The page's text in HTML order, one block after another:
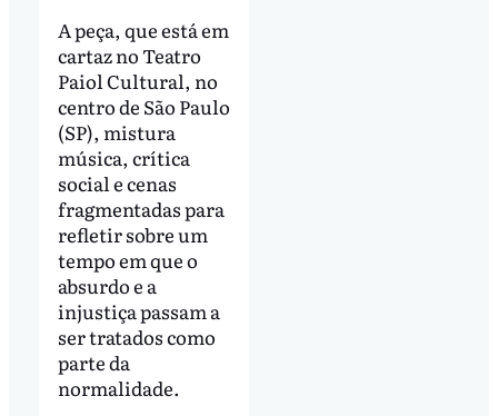
A peça, que está em
cartaz no Teatro
Paiol Cultural, no
centro de São Paulo
(SP), mistura
música, crítica
social e cenas
fragmentadas para
refletir sobre um
tempo em que o
absurdo e a
injustiça passam a
ser tratados como
parte da
normalidade.